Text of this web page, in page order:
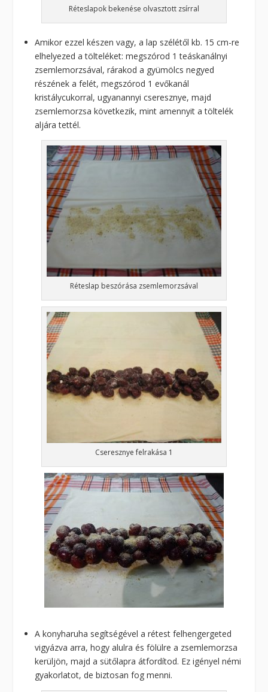
Réteslapok bekenése olvasztott zsírral
Amikor ezzel készen vagy, a lap szélétől kb. 15 cm-re
elhelyezed a tölteléket: megszórod 1 teáskanálnyi
zsemlemorzsával, rárakod a gyümölcs negyed
részének a felét, megszórod 1 evőkanál
kristálycukorral, ugyanannyi cseresznye, majd
zsemlemorzsa következik, mint amennyit a töltelék
aljára tettél.
Réteslap beszórása zsemlemorzsával
Cseresznye felrakása 1
A konyharuha segítségével a rétest felhengergeted
vigyázva arra, hogy alulra és fölülre a zsemlemorzsa
kerüljön, majd a sütőlapra átfordítod. Ez igényel némi
gyakorlatot, de biztosan fog menni.